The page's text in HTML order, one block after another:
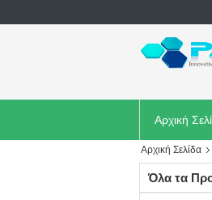
Αρχική
Αρχική Σελίδα
Όλα τα